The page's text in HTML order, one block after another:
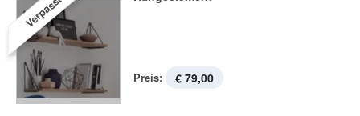
Verpasst!
Preis: € 79,00